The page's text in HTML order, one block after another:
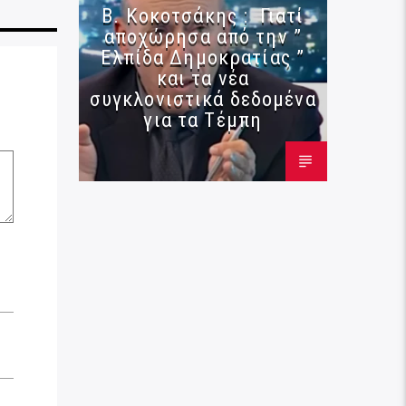
Β. Κοκοτσάκης : Γιατί
αποχώρησα από την ”
Ελπίδα Δημοκρατίας ”
και τα νέα
συγκλονιστικά δεδομένα
για τα Τέμπη